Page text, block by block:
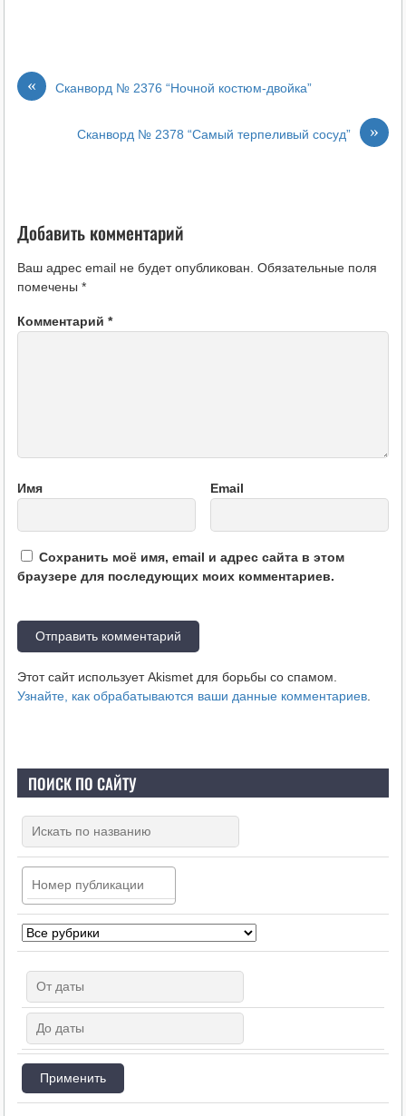
« Сканворд № 2376 “Ночной костюм-двойка”
»
Сканворд № 2378 “Самый терпеливый сосуд”
Добавить комментарий
Ваш адрес email не будет опубликован. Обязательные поля
помечены *
Комментарий *
Имя Email
Сохранить моё имя, email и адрес сайта в этом
браузере для последующих моих комментариев.
Этот сайт использует Akismet для борьбы со спамом.
Узнайте, как обрабатываются ваши данные комментариев.
ПОИСК ПО САЙТУ